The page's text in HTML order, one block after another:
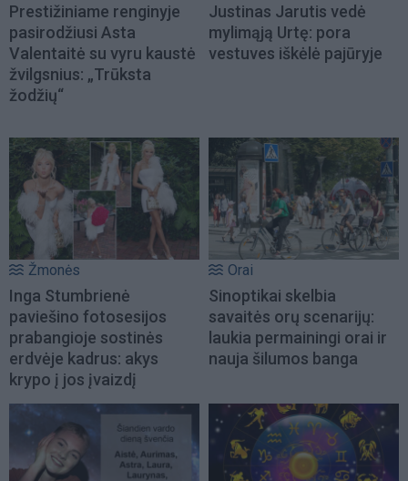
Prestižiniame renginyje
pasirodžiusi Asta
Valentaitė su vyru kaustė
žvilgsnius: „Trūksta
žodžių“
Justinas Jarutis vedė
mylimąją Urtę: pora
vestuves iškėlė pajūryje
Žmonės
Inga Stumbrienė
paviešino fotosesijos
prabangioje sostinės
erdvėje kadrus: akys
krypo į jos įvaizdį
Orai
Sinoptikai skelbia
savaitės orų scenarijų:
laukia permainingi orai ir
nauja šilumos banga